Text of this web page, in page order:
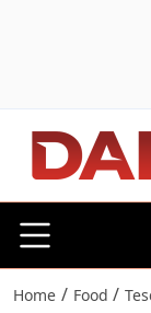
Home / Food /